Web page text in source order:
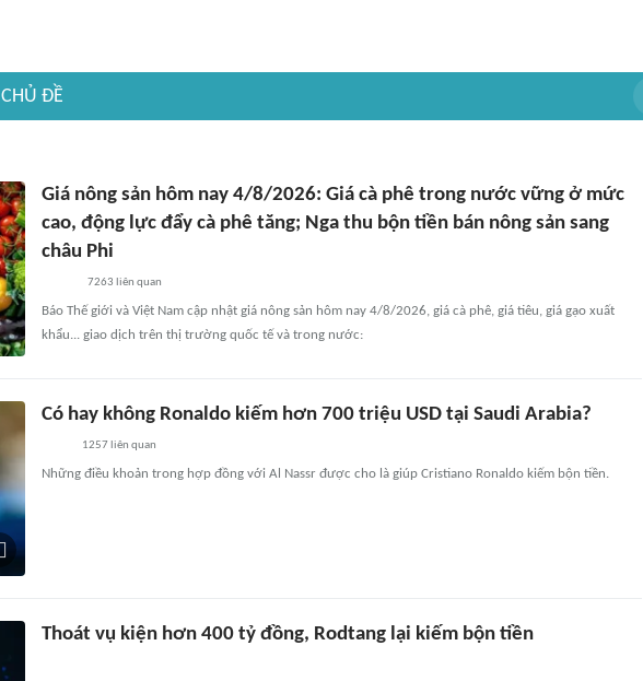
CHỦ ĐỀ
Giá nông sản hôm nay 4/8/2026: Giá cà phê trong nước vững ở mức
cao, động lực đẩy cà phê tăng; Nga thu bộn tiền bán nông sản sang
châu Phi
7263 liên quan
Báo Thế giới và Việt Nam cập nhật giá nông sản hôm nay 4/8/2026, giá cà phê, giá tiêu, giá gạo xuất
khẩu... giao dịch trên thị trường quốc tế và trong nước:
Có hay không Ronaldo kiếm hơn 700 triệu USD tại Saudi Arabia?
1257liên quan
Những điều khoản trong hợp đồng với Al Nassr được cho là giúp Cristiano Ronaldo kiếm bộn tiền.
Thoát vụ kiện hơn 400 tỷ đồng, Rodtang lại kiếm bộn tiền